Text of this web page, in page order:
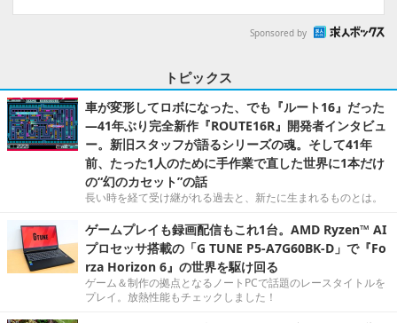
Sponsored by
トピックス
車が変形してロボになった、でも『ルート16』だった
―41年ぶり完全新作『ROUTE16R』開発者インタビュ
ー。新旧スタッフが語るシリーズの魂。そして41年
前、たった1人のために手作業で直した世界に1本だけ
の“幻のカセット”の話
長い時を経て受け継がれる過去と、新たに生まれるものとは。
ゲームプレイも録画配信もこれ1台。AMD Ryzen™ AI
プロセッサ搭載の「G TUNE P5-A7G60BK-D」で『Fo
rza Horizon 6』の世界を駆け回る
ゲーム＆制作の拠点となるノートPCで話題のレースタイトルを
プレイ。放熱性能もチェックしました！